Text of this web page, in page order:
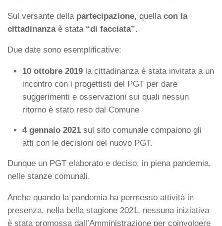
Sul versante della partecipazione, quella con la
cittadinanza è stata “di facciata”.
Due date sono esemplificative:
10 ottobre 2019 la cittadinanza è stata invitata a un
incontro con i progettisti del PGT per dare
suggerimenti e osservazioni sui quali nessun
ritorno è stato reso dal Comune
4 gennaio 2021 sul sito comunale compaiono gli
atti con le decisioni del nuovo PGT.
Dunque un PGT elaborato e deciso, in piena pandemia,
nelle stanze comunali.
Anche quando la pandemia ha permesso attività in
presenza, nella bella stagione 2021, nessuna iniziativa
è stata promossa dall’Amministrazione per coinvolgere